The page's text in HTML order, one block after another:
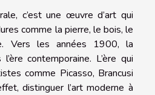
c’est une œuvre d’art qui
comme la pierre, le bois, le
Vers les années 1900, la
contemporaine. L’ère qui
comme Picasso, Brancusi
distinguer l’art moderne à